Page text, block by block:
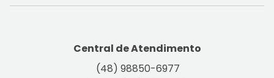
Central de Atendimento
(48) 98850-6977